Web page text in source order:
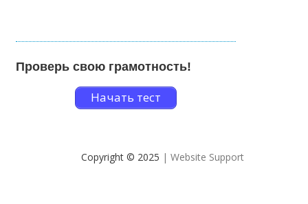
Проверь свою грамотность!
Начать тест
Copyright © 2025 | Website Support